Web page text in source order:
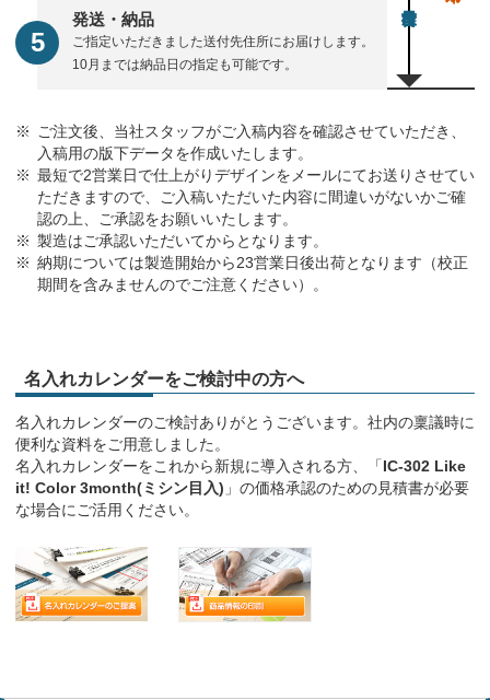
発送・納品
ご指定いただきました送付先住所にお届けします。
10月までは納品日の指定も可能です。
ご注文後、当社スタッフがご入稿内容を確認させていただき、
入稿用の版下データを作成いたします。
最短で2営業日で仕上がりデザインをメールにてお送りさせてい
ただきますので、ご入稿いただいた内容に間違いがないかご確
認の上、ご承認をお願いいたします。
製造はご承認いただいてからとなります。
納期については製造開始から23営業日後出荷となります（校正
期間を含みませんのでご注意ください）。
名入れカレンダーをご検討中の方へ
名入れカレンダーのご検討ありがとうございます。社内の稟議時に
便利な資料をご用意しました。
名入れカレンダーをこれから新規に導入される方、「IC-302 Like
it! Color 3month(ミシン目入) 」の価格承認のための見積書が必要
な場合にご活用ください。